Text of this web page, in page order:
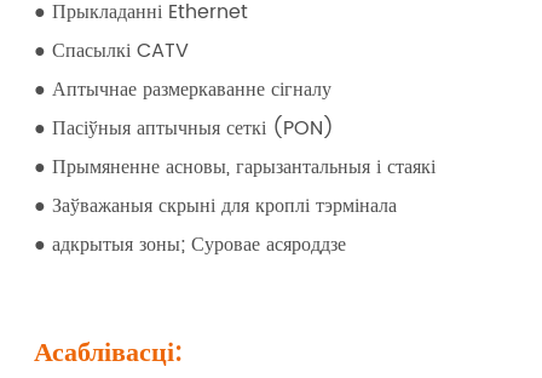
● Прыкладанні Ethernet
● Спасылкі CATV
● Аптычнае размеркаванне сігналу
● Пасіўныя аптычныя сеткі (PON)
● Прымяненне асновы, гарызантальныя і стаякі
● Заўважаныя скрыні для кроплі тэрмінала
● адкрытыя зоны; Суровае асяроддзе
Асаблівасці: